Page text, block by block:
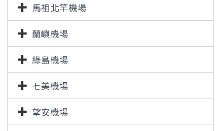
馬祖北竿機場
蘭嶼機場
綠島機場
七美機場
望安機場